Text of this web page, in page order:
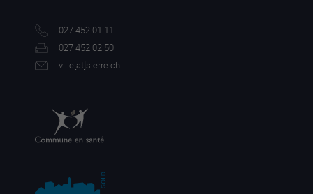
027 452 01 11
027 452 02 50
ville[at]sierre.ch